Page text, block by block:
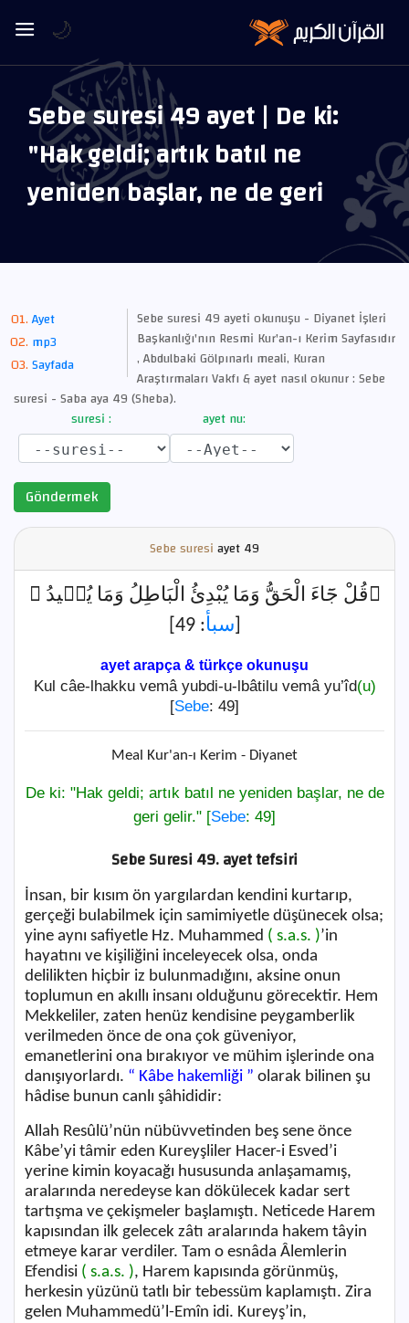
Sebe suresi 49 ayet | De ki:
"Hak geldi; artık batıl ne
yeniden başlar, ne de geri
Ayet
mp3
Sayfada
Sebe suresi 49 ayeti okunuşu - Diyanet İşleri
Başkanlığı'nın Resmi Kur'an-ı Kerim Sayfasıdır
, Abdulbaki Gölpınarlı meali, Kuran
Araştırmaları Vakfı & ayet nasıl okunur : Sebe
suresi - Saba aya 49 (Sheba).
suresi :
ayet nu:
Göndermek
Sebe suresiayet49
﴿قُلْ جَٓاءَ الْحَقُّ وَمَا يُبْدِئُ الْبَاطِلُ وَمَا يُع۪يدُ ﴾
سبأ: 49]
ayet arapça & türkçe okunuşu
Kul câe-lhakku vemâ yubdi-u-lbâtilu vemâ yu’îd(u)
[Sebe: 49]
Meal Kur'an-ı Kerim - Diyanet
De ki: "Hak geldi; artık batıl ne yeniden başlar, ne de
geri gelir." [Sebe: 49]
Sebe Suresi 49. ayet tefsiri
İnsan, bir kısım ön yargılardan kendini kurtarıp,
gerçeği bulabilmek için samimiyetle düşünecek olsa;
yine aynı safiyetle Hz. Muhammed ( s.a.s. )’in
hayatını ve kişiliğini inceleyecek olsa, onda
delilikten hiçbir iz bulunmadığını, aksine onun
toplumun en akıllı insanı olduğunu görecektir. Hem
Mekkeliler, zaten henüz kendisine peygamberlik
verilmeden önce de ona çok güveniyor,
emanetlerini ona bırakıyor ve mühim işlerinde ona
danışıyorlardı. “ Kâbe hakemliği ” olarak bilinen şu
hâdise bunun canlı şâhididir:
Allah Resûlü’nün nübüvvetinden beş sene önce
Kâbe’yi tâmir eden Kureyşliler Hacer-i Esved’i
yerine kimin koyacağı hususunda anlaşamamış,
aralarında neredeyse kan dökülecek kadar sert
tartışma ve çekişmeler başlamıştı. Neticede Harem
kapısından ilk gelecek zâtı aralarında hakem tâyin
etmeye karar verdiler. Tam o esnâda Âlemlerin
Efendisi ( s.a.s. ), Harem kapısında görünmüş,
herkesin yüzünü tatlı bir tebessüm kaplamıştı. Zira
gelen Muhammedü’l-Emîn idi. Kureyş’in,
🌙